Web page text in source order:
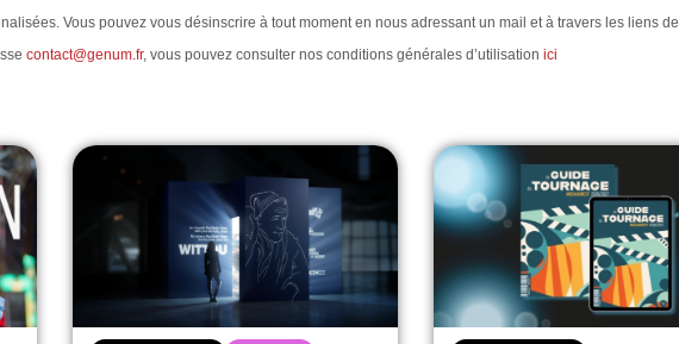
Vous pouvez vous désinscrire à tout moment en nous adressant un mail et à travers les liens de
contact@genum.fr, vous pouvez consulter nos conditions générales d’utilisationici